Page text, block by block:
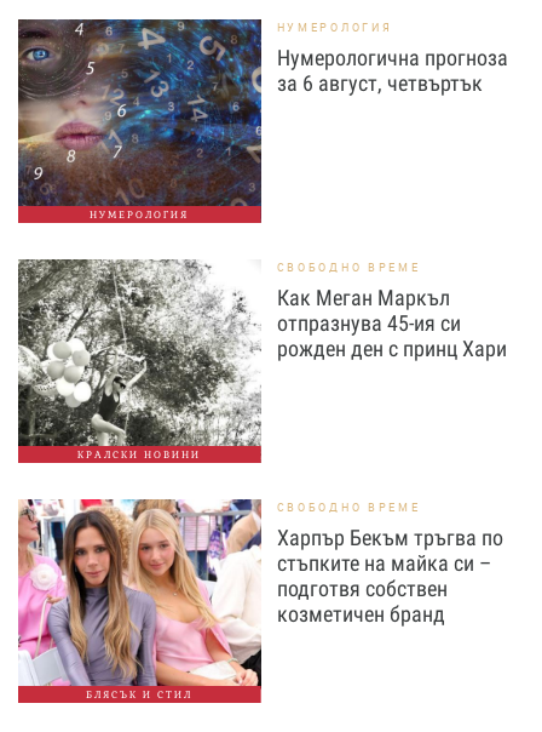
НУМЕРОЛОГИЯ
НУМЕРОЛОГИЯ
Нумерологична прогноза
за 6 август, четвъртък
КРАЛСКИ НОВИНИ
СВОБОДНО ВРЕМЕ
Как Меган Маркъл
отпразнува 45-ия си
рожден ден с принц Хари
БЛЯСЪК И СТИЛ
СВОБОДНО ВРЕМЕ
Харпър Бекъм тръгва по
стъпките на майка си –
подготвя собствен
козметичен бранд